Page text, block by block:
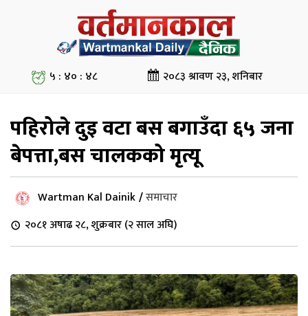
५ : ४० : ४८ २०८३ श्रावण २३, शनिबार
पहिरोले दुइ वटा बस बगाउँदा ६५ जना
बेपत्ता,बस चालकको मृत्यू
Wartman Kal Dainik/समाचार
२०८१ अषाढ २८, शुक्रबार (२ साल अघि)